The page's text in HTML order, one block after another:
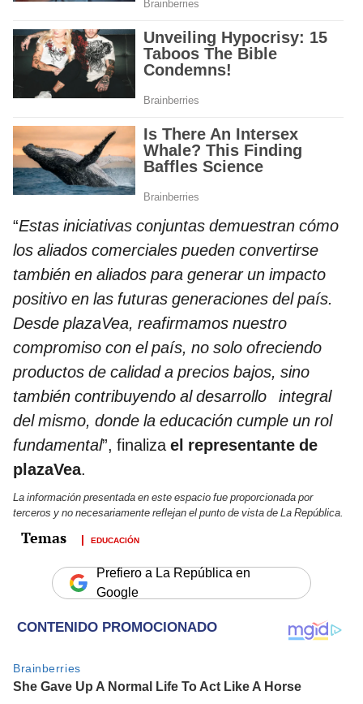
“Estas iniciativas conjuntas demuestran cómo
los aliados comerciales pueden convertirse
también en aliados para generar un impacto
positivo en las futuras generaciones del país.
Desde plazaVea, reafirmamos nuestro
compromiso con el país, no solo ofreciendo
productos de calidad a precios bajos, sino
también contribuyendo al desarrollo integral
del mismo, donde la educación cumple un rol
fundamental”, finalizael representante de
plazaVea.
La información presentada en este espacio fue proporcionada por
terceros y no necesariamente reflejan el punto de vista de La República.
EDUCACIÓN
Prefiero a La República en
Google